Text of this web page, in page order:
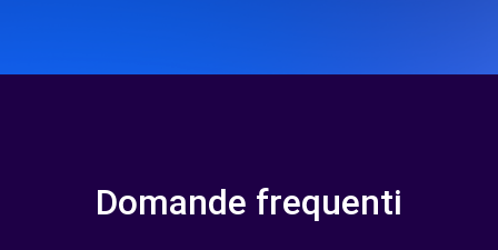
Domande frequenti